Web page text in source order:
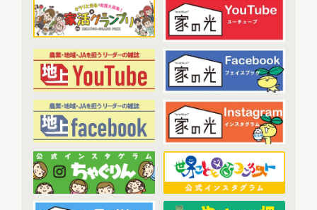
2023年2月配信(7)
2023年3月配信(6)
2023年4月配信(6)
2023年5月配信
(6)
2023年6月配信(5)
2023年7月配信(6)
2023年8月配信 (6)
2023年10月配信(6)
2023年11月配信(6)
2023年12月配信(6)
農業・食料ほんとうの話(52)
わたしと協同組合(3)
開催報告(38)
あなたの声をお寄せください (1)
その他(1)
アーカイブ(7)
現代に語り継ぐ賀川豊彦とハル (6)
トップ対談アーカイブ(1)